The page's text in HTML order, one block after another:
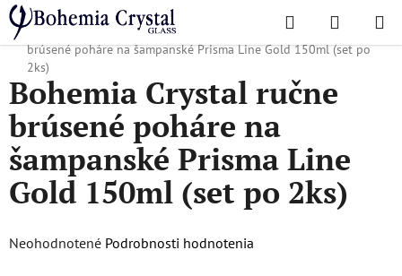
Prejsť
na
obsah
Hľadať
KOŠÍK
Domov
/ Obľúbené kolekcie / Prisma line gold
Bohemia Crystal ručne
brúsené poháre na šampanské Prisma Line Gold 150ml (set po
2ks)
Bohemia Crystal ručne
brúsené poháre na
šampanské Prisma Line
Gold 150ml (set po 2ks)
Priemerné
Neohodnotené Podrobnosti hodnotenia